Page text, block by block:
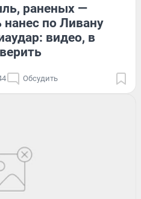
раненых —
по Ливану
видео, в
Обсудить